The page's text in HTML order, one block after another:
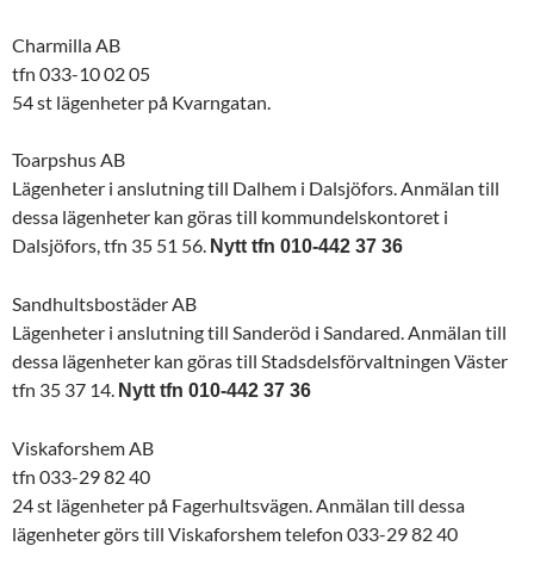
Charmilla AB
tfn 033-10 02 05
54 st lägenheter på Kvarngatan.
Toarpshus AB
Lägenheter i anslutning till Dalhem i Dalsjöfors. Anmälan till
dessa lägenheter kan göras till kommundelskontoret i
Dalsjöfors, tfn 35 51 56. Nytt tfn 010-442 37 36
Sandhultsbostäder AB
Lägenheter i anslutning till Sanderöd i Sandared. Anmälan till
dessa lägenheter kan göras till Stadsdelsförvaltningen Väster
tfn 35 37 14. Nytt tfn 010-442 37 36
Viskaforshem AB
tfn 033-29 82 40
24 st lägenheter på Fagerhultsvägen. Anmälan till dessa
lägenheter görs till Viskaforshem telefon 033-29 82 40